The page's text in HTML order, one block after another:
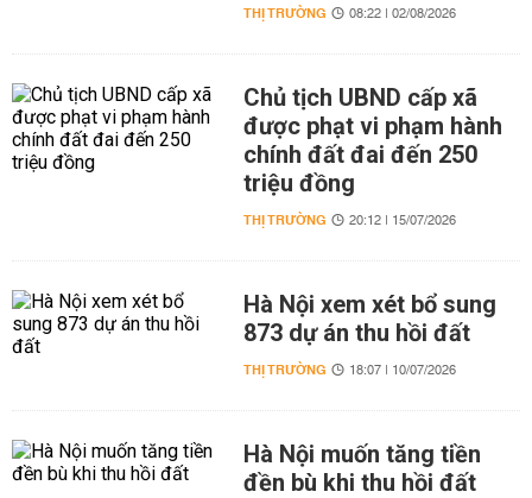
THỊ TRƯỜNG 08:22 | 02/08/2026
Chủ tịch UBND cấp xã
được phạt vi phạm hành
chính đất đai đến 250
triệu đồng
THỊ TRƯỜNG 20:12 | 15/07/2026
Hà Nội xem xét bổ sung
873 dự án thu hồi đất
THỊ TRƯỜNG 18:07 | 10/07/2026
Hà Nội muốn tăng tiền
đền bù khi thu hồi đất